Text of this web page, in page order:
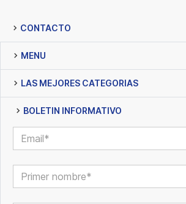
CONTACTO
MENU
LAS MEJORES CATEGORIAS
BOLETIN INFORMATIVO